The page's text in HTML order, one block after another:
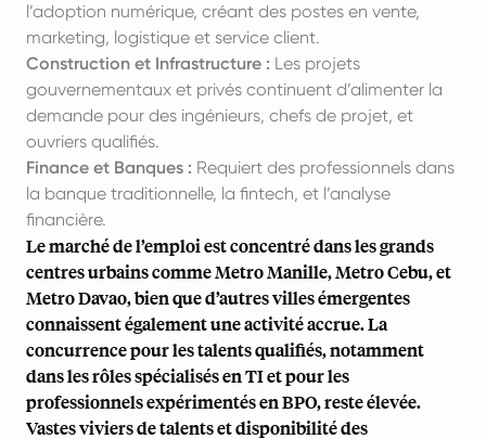
l’adoption numérique, créant des postes en vente,
marketing, logistique et service client.
Construction et Infrastructure : Les projets
gouvernementaux et privés continuent d’alimenter la
demande pour des ingénieurs, chefs de projet, et
ouvriers qualifiés.
Finance et Banques : Requiert des professionnels dans
la banque traditionnelle, la fintech, et l’analyse
financière.
Le marché de l’emploi est concentré dans les grands
centres urbains comme Metro Manille, Metro Cebu, et
Metro Davao, bien que d’autres villes émergentes
connaissent également une activité accrue. La
concurrence pour les talents qualifiés, notamment
dans les rôles spécialisés en TI et pour les
professionnels expérimentés en BPO, reste élevée.
Vastes viviers de talents et disponibilité des